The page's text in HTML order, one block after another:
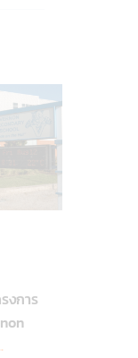
งการ